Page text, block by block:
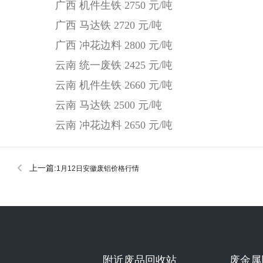
广西 机件生铁 2750 元/吨
广西 马达铁 2720 元/吨
广西 冲花边料 2800 元/吨
云南 统一废铁 2425 元/吨
云南 机件生铁 2660 元/吨
云南 马达铁 2500 元/吨
云南 冲花边料 2650 元/吨
上一篇:1月12日安徽废铝价格行情
附近废品回收站 废金